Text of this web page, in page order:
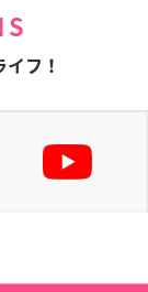
フ！